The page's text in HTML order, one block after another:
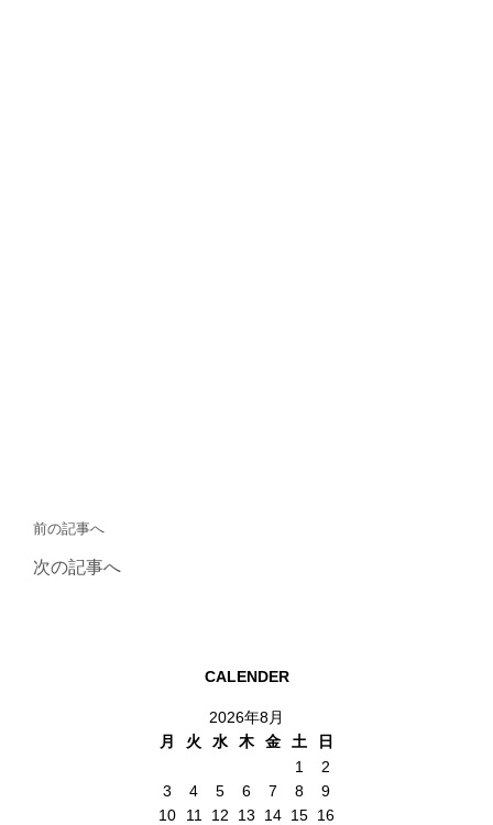
前の記事へ
次の記事へ
CALENDER
2026年8月
月
火 水 木 金 土
日
1
2
3
4 5 6 7 8
9
10
11 12 13 14 15 16